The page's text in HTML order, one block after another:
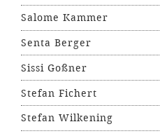
Salome Kammer
Senta Berger
Sissi Goßner
Stefan Fichert
Stefan Wilkening